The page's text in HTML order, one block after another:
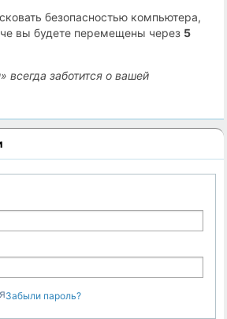
безопасностью компьютера,
вы будете перемещены через 5
всегда заботится о вашей
Забыли пароль?